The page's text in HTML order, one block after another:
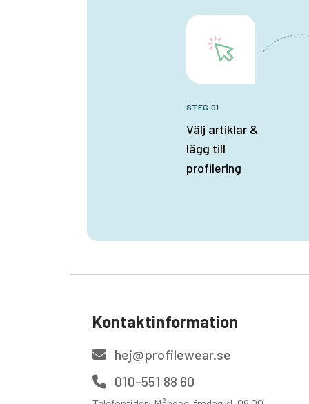
STEG 01
Välj artiklar &
lägg till
profilering
Kontaktinformation
hej@profilewear.se
010-551 88 60